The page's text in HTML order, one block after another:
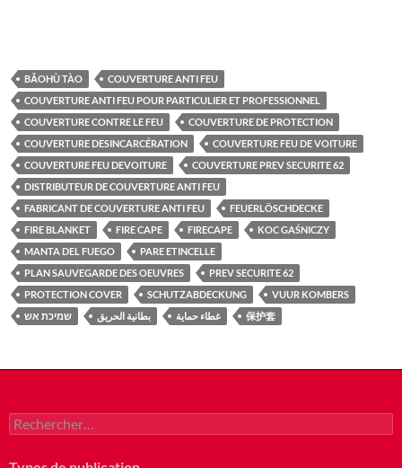
BǍOHÙ TÀO
COUVERTURE ANTI FEU
COUVERTURE ANTI FEU POUR PARTICULIER ET PROFESSIONNEL
COUVERTURE CONTRE LE FEU
COUVERTURE DE PROTECTION
COUVERTURE DESINCARCÉRATION
COUVERTURE FEU DE VOITURE
COUVERTURE FEU DEVOITURE
COUVERTURE PREV SECURITE 62
DISTRIBUTEUR DE COUVERTURE ANTI FEU
FABRICANT DE COUVERTURE ANTI FEU
FEUERLÖSCHDECKE
FIRE BLANKET
FIRE CAPE FIRECAPE
KOC GAŚNICZY
MANTA DEL FUEGO
PARE ETINCELLE
PLAN SAUVEGARDE DES OEUVRES
PREV SECURITE 62
PROTECTION COVER
SCHUTZABDECKUNG
VUUR KOMBERS
שמיכת אש
بطانية الحريق غطاء حماية 保护套
Rechercher :